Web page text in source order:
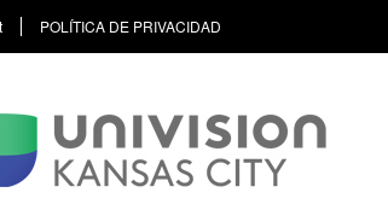
POLÍTICA DE PRIVACIDAD